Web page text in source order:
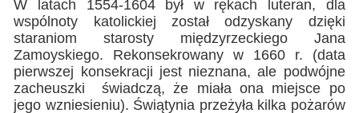
W latach 1554-1604 był w rękach luteran, dla
wspólnoty katolickiej został odzyskany dzięki
staraniom starosty międzyrzeckiego Jana
Zamoyskiego. Rekonsekrowany w 1660 r. (data
pierwszej konsekracji jest nieznana, ale podwójne
zacheuszki świadczą, że miała ona miejsce po
jego wzniesieniu). Świątynia przeżyła kilka pożarów